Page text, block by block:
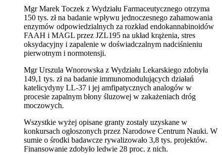
Mgr Marek Toczek z Wydziału Farmaceutycznego otrzyma
150 tys. zł na badanie wpływu jednoczesnego zahamowania
enzymów odpowiedzialnych za rozkład endokannabinoidów
FAAH i MAGL przez JZL195 na układ krążenia, stres
oksydacyjny i zapalenie w doświadczalnym nadciśnieniu
pierwotnym i normotensji.
Mgr Urszula Wnorowska z Wydziału Lekarskiego zdobyła
149,1 tys. zł na badanie immunomodulujących działań
katelicydyny LL-37 i jej amfipatycznych analogów w
procesie zapalnym błony śluzowej w zakażeniach dróg
moczowych.
Wszystkie wyżej opisane granty zostały uzyskane w
konkursach ogłoszonych przez Narodowe Centrum Nauki. W
sumie o środki badawcze rywalizowało 3,8 tys. projektów.
Finansowanie zdobyło ledwie 28 proc. z nich.